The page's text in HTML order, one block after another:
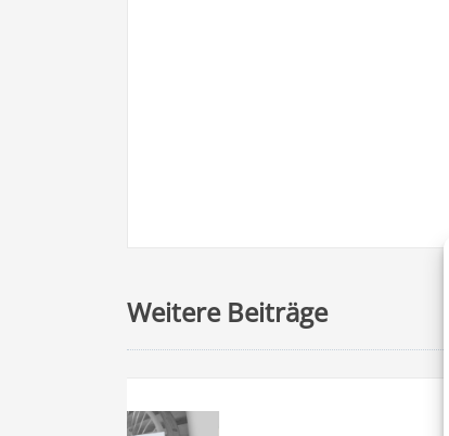
Weitere Beiträge